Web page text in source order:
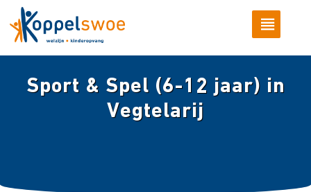
Sport & Spel (6-12 jaar) in
Vegtelarij